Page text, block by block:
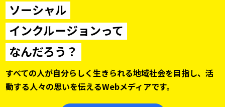
ソーシャル
インクルージョンって
なんだろう？
すべての人が自分らしく生きられる地域社会を目指し、活
動する人々の思いを伝えるWebメディアです。